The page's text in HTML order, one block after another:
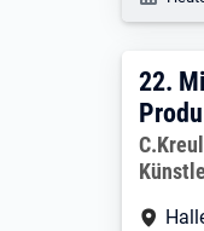
22.
22.